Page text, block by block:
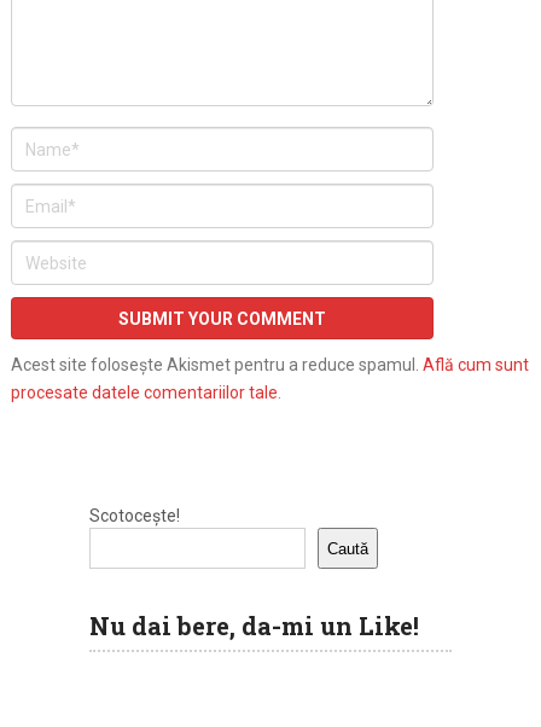
Acest site folosește Akismet pentru a reduce spamul. Află cum sunt
procesate datele comentariilor tale
Scotocește!
Caută
Nu dai bere, da-mi un Like!